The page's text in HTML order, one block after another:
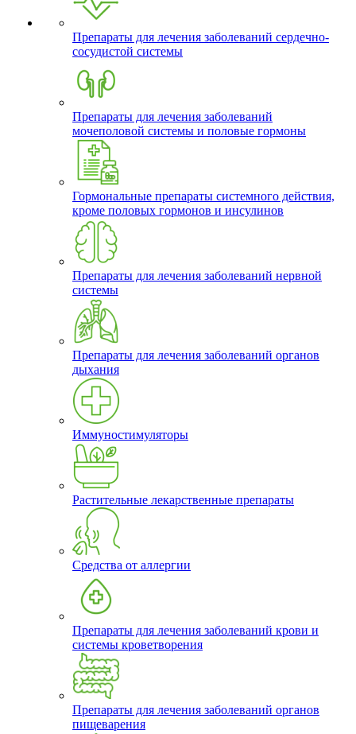
Препараты для лечения заболеваний сердечно-
сосудистой системы
Препараты для лечения заболеваний
мочеполовой системы и половые гормоны
Гормональные препараты системного действия,
кроме половых гормонов и инсулинов
Препараты для лечения заболеваний нервной
системы
Препараты для лечения заболеваний органов
дыхания
Иммуностимуляторы
Растительные лекарственные препараты
Средства от аллергии
Препараты для лечения заболеваний крови и
системы кроветворения
Препараты для лечения заболеваний органов
пищеварения